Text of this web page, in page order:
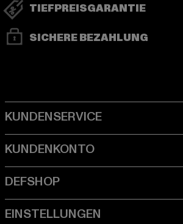
TIEFPREISGARANTIE
SICHERE BEZAHLUNG